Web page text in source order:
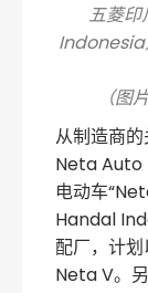
五菱
Indonesia
（图
从制造商
Neta Auto
电动车
Handal
配厂，计
Neta V。